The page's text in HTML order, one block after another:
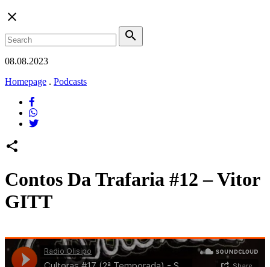
close
search
08.08.2023
Homepage . Podcasts
share
Contos Da Trafaria #12 – Vitor
GITT